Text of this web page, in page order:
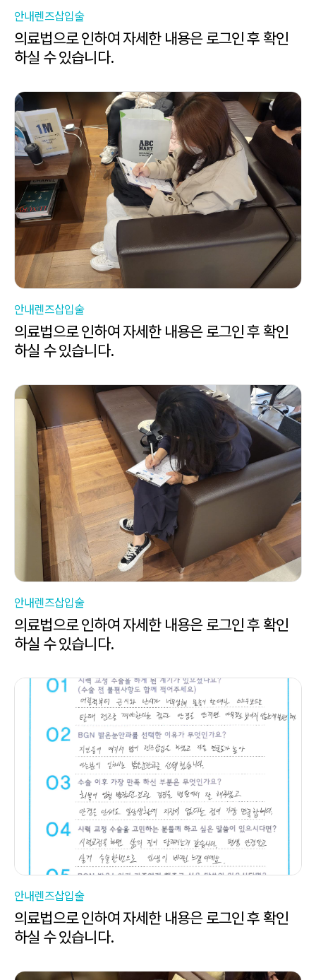
안내렌즈삽입술
의료법으로 인하여 자세한 내용은 로그인 후 확인
하실 수 있습니다.
안내렌즈삽입술
의료법으로 인하여 자세한 내용은 로그인 후 확인
하실 수 있습니다.
안내렌즈삽입술
의료법으로 인하여 자세한 내용은 로그인 후 확인
하실 수 있습니다.
안내렌즈삽입술
의료법으로 인하여 자세한 내용은 로그인 후 확인
하실 수 있습니다.